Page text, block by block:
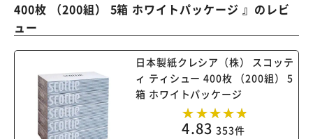
400枚 （200組） 5箱 ホワイトパッケージ 』のレビ
ュー
日本製紙クレシア（株） スコッテ
ィ ティシュー 400枚 （200組） 5
箱 ホワイトパッケージ
4.83 353件